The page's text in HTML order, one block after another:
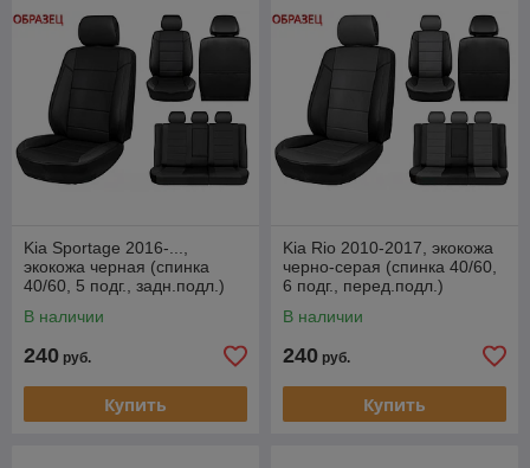
Kia Sportage 2016-...,
экокожа черная (спинка
40/60, 5 подг., задн.подл.)
В наличии
240 руб.
Купить
Kia Rio 2010-2017, экокожа
черно-серая (спинка 40/60,
6 подг., перед.подл.)
В наличии
240 руб.
Купить